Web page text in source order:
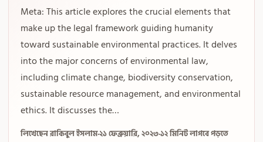
Meta: This article explores the crucial elements that
make up the legal framework guiding humanity
toward sustainable environmental practices. It delves
into the major concerns of environmental law,
including climate change, biodiversity conservation,
sustainable resource management, and environmental
ethics. It discusses the…
লিখেছেন রাকিবুল ইসলাম·২১ ফেব্রুয়ারি, ২০২৩·১২ মিনিট লাগবে পড়তে